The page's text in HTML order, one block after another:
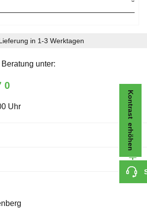
Lieferung in 1-3 Werktagen
unter:
0
Uhr Kontrast erhöhen